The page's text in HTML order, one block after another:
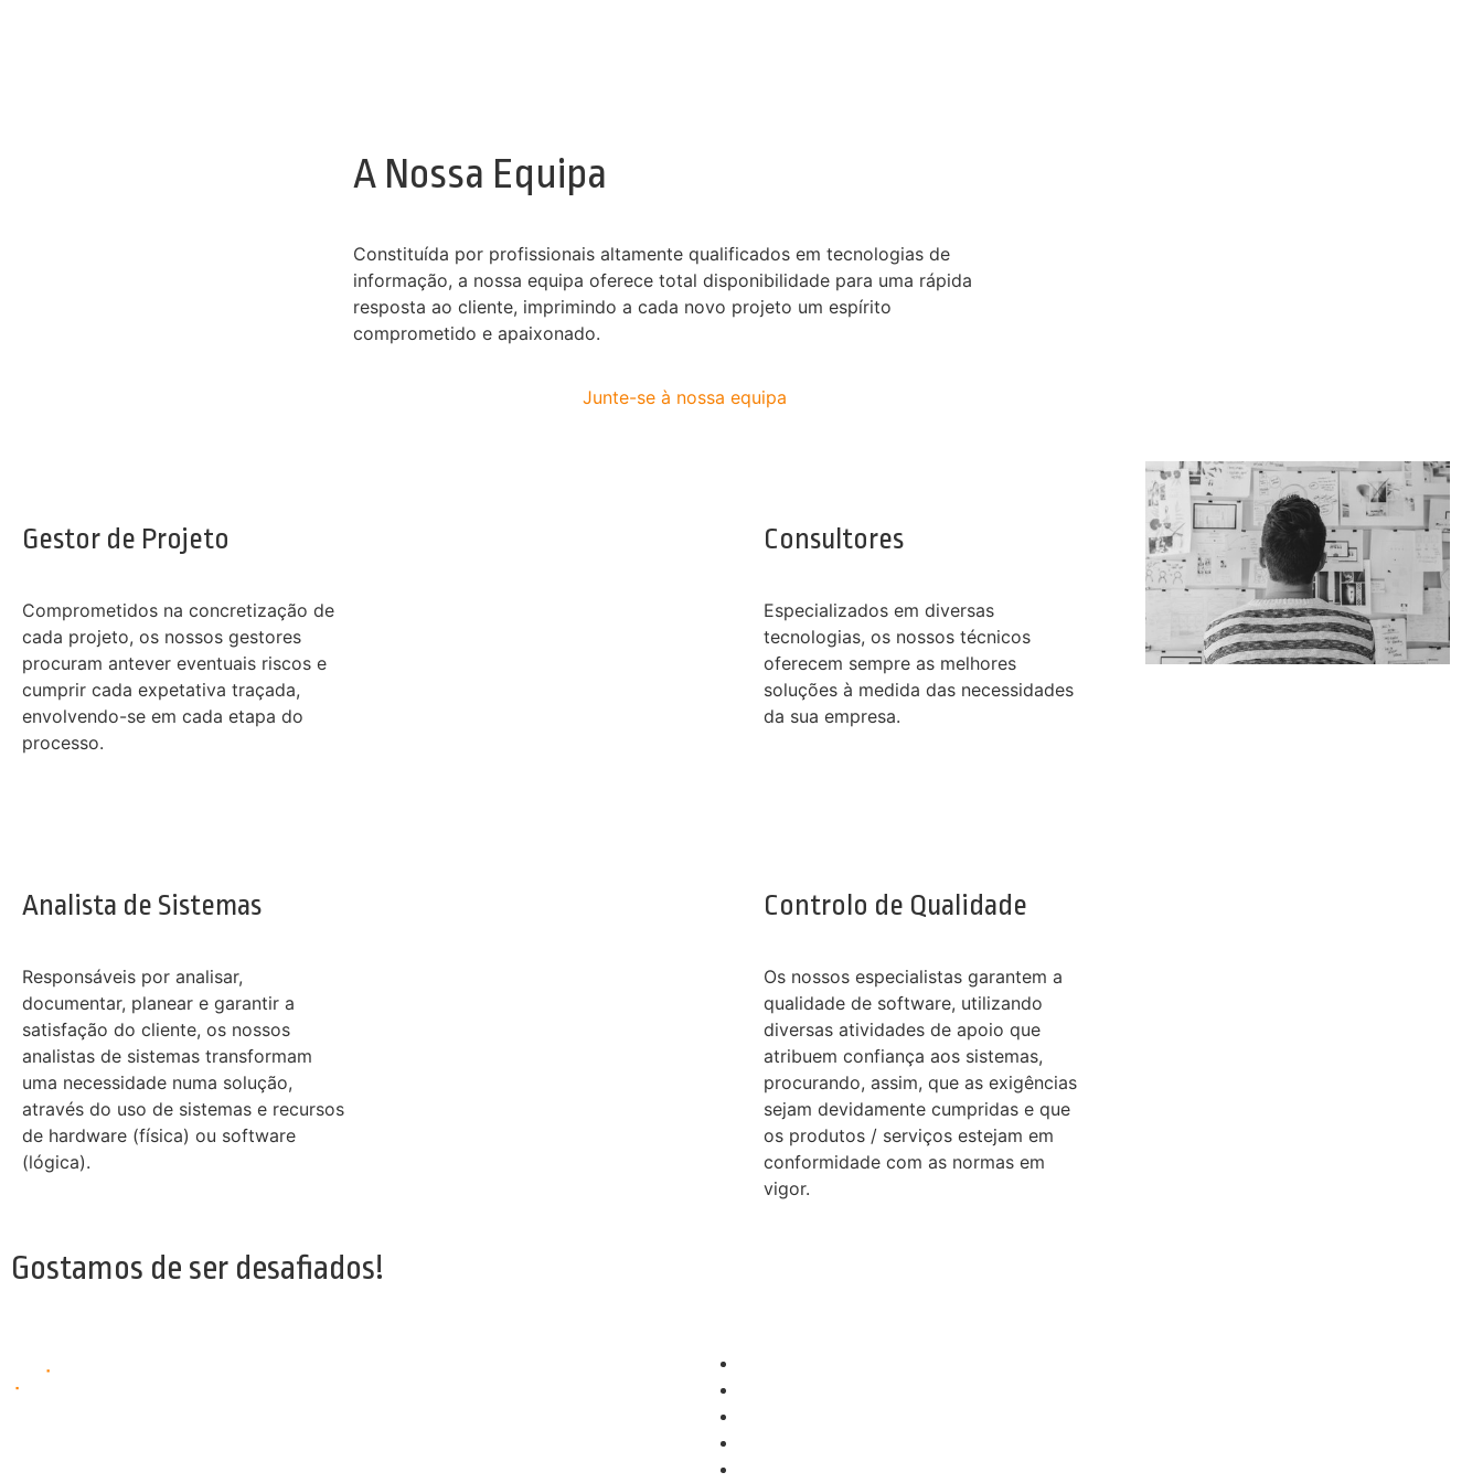
A Nossa Equipa
Constituída por profissionais altamente qualificados em tecnologias de
informação, a nossa equipa oferece total disponibilidade para uma rápida
resposta ao cliente, imprimindo a cada novo projeto um espírito
comprometido e apaixonado.
Junte-se à nossa equipa
Gestor de Projeto
Comprometidos na concretização de
cada projeto, os nossos gestores
procuram antever eventuais riscos e
cumprir cada expetativa traçada,
envolvendo-se em cada etapa do
processo.
Consultores
Especializados em diversas
tecnologias, os nossos técnicos
oferecem sempre as melhores
soluções à medida das necessidades
da sua empresa.
Analista de Sistemas
Responsáveis por analisar,
documentar, planear e garantir a
satisfação do cliente, os nossos
analistas de sistemas transformam
uma necessidade numa solução,
através do uso de sistemas e recursos
de hardware (física) ou software
(lógica).
Controlo de Qualidade
Os nossos especialistas garantem a
qualidade de software, utilizando
diversas atividades de apoio que
atribuem confiança aos sistemas,
procurando, assim, que as exigências
sejam devidamente cumpridas e que
os produtos / serviços estejam em
conformidade com as normas em
vigor.
Gostamos de ser desafiados!